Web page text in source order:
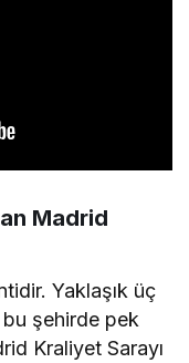
Madrid
Yaklaşık üç
şehirde pek
Kraliyet Sarayı